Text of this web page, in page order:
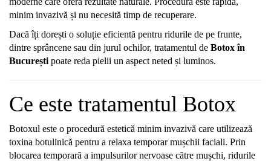
minim invazivă și nu necesită timp de recuperare.
Dacăîți dorești o soluție eficientă pentru ridurile de pe frunte,
dintre sprâncene sau din jurul ochilor, tratamentul de Botoxîn
București poate reda pielii un aspect neted și luminos.
Ce este tratamentul Botox
Botoxul este o procedură estetică minim invazivă care utilizează
toxina botulinică pentru a relaxa temporarmușchii faciali. Prin
blocarea temporară a impulsurilornervoase către mușchi, ridurile